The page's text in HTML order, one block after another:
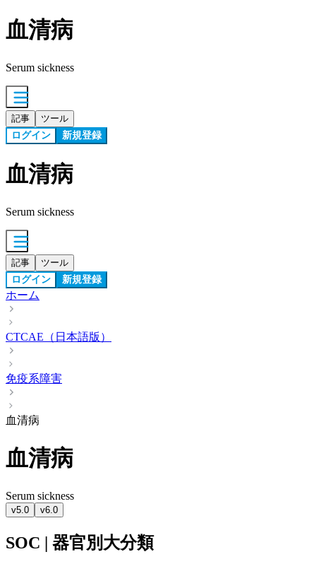
血清病
Serum sickness
記事 ツール
ログイン 新規登録
血清病
Serum sickness
記事 ツール
ログイン 新規登録
ホーム
CTCAE（日本語版）
免疫系障害
血清病
血清病
Serum sickness
v5.0 v6.0
SOC | 器官別大分類